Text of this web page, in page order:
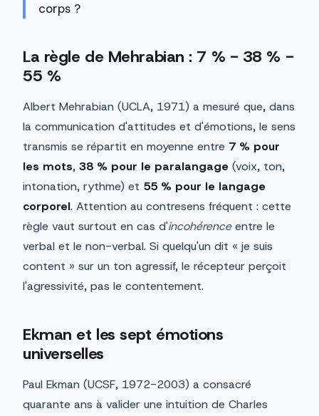
corps ?
La règle de Mehrabian : 7 % - 38 % -
55 %
Albert Mehrabian (UCLA, 1971) a mesuré que, dans
la communication d'attitudes et d'émotions, le sens
transmis se répartit en moyenne entre 7 % pour
les mots, 38 % pour le paralangage (voix, ton,
intonation, rythme) et 55 % pour le langage
corporel. Attention au contresens fréquent : cette
règle vaut surtout en cas d'incohérenceentre le
verbal et le non-verbal. Si quelqu'un dit « je suis
content » sur un ton agressif, le récepteur perçoit
l'agressivité, pas le contentement.
Ekman et les sept émotions
universelles
Paul Ekman (UCSF, 1972-2003) a consacré
quarante ans à valider une intuition de Charles